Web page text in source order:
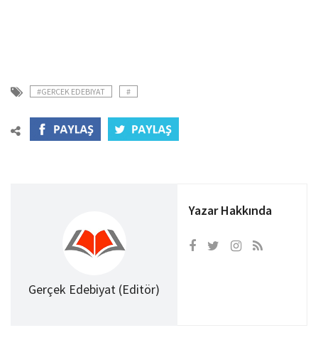
#GERCEK EDEBIYAT #
Gerçek Edebiyat (Editör)
Yazar Hakkında